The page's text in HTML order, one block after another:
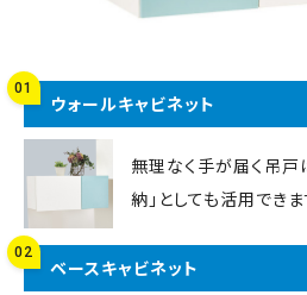
01
ウォールキャビネット
無理なく手が届く吊戸
納」としても活用できま
02
ベースキャビネット